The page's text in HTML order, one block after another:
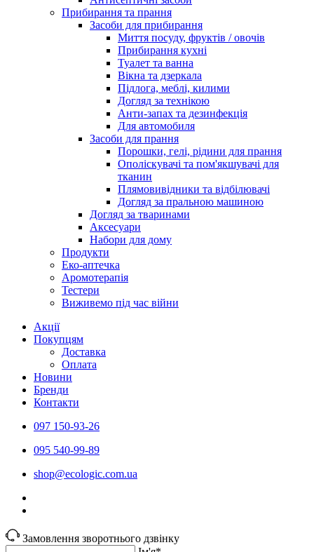
Прибирання та прання
Засоби для прибирання
Миття посуду, фруктів / овочів
Прибирання кухні
Туалет та ванна
Вікна та дзеркала
Підлога, меблі, килими
Догляд за технікою
Анти-запах та дезинфекція
Для автомобиля
Засоби для прання
Порошки, гелі, рідини для прання
Ополіскувачі та пом'якшувачі для
тканин
Плямовивідники та відбілювачі
Догляд за пральною машиною
Догляд за тваринами
Аксесуари
Набори для дому
Продукти
Еко-аптечка
Аромотерапія
Тестери
Виживемо під час війни
Акції
Покупцям
Доставка
Оплата
Новини
Бренди
Контакти
097 150-93-26
095 540-99-89
shoр@ecologic.com.ua
Замовлення зворотнього дзвінку